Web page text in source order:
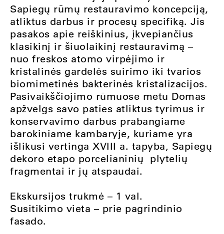
Sapiegų rūmų restauravimo koncepciją,
atliktus darbus ir procesų specifiką. Jis
pasakos apie reiškinius, įkvepiančius
klasikinį ir šiuolaikinį restauravimą –
nuo freskos atomo virpėjimo ir
kristalinės gardelės suirimo iki tvarios
biomimetinės bakterinės kristalizacijos.
Pasivaikščiojimo rūmuose metu Domas
apžvelgs savo paties atliktus tyrimus ir
konservavimo darbus prabangiame
barokiniame kambaryje, kuriame yra
išlikusi vertinga XVIII a. tapyba, Sapiegų
dekoro etapo porcelianinių plytelių
fragmentai ir jų atspaudai.
Ekskursijos trukmė – 1 val.
Susitikimo vieta – prie pagrindinio
fasado.